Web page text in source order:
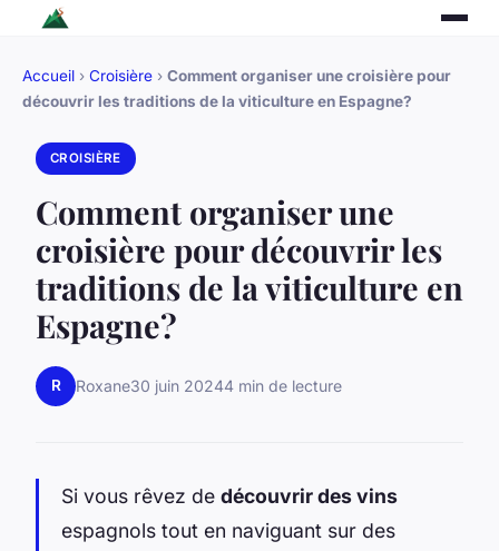
Accueil › Croisière › Comment organiser une croisière pour
découvrir les traditions de la viticulture en Espagne?
CROISIÈRE
Comment organiser une
croisière pour découvrir les
traditions de la viticulture en
Espagne?
R Roxane30 juin 20244 min de lecture
Si vous rêvez de découvrir des vins
espagnols tout en naviguant sur des